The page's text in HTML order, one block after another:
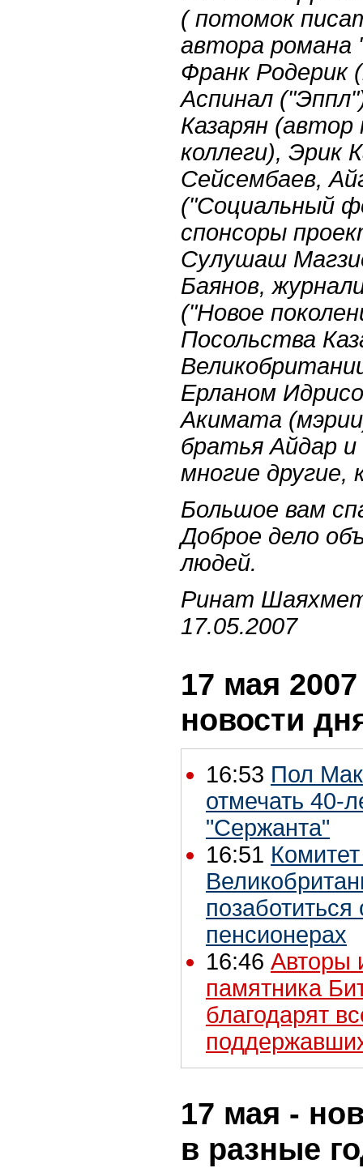
( потомок
автора романа
Франк Родерик
Аспинал
Казарян
коллеги), Эрик
Сейсембаев,
("Социальный
спонсоры
Сулушаш
Баянов,
("Новое
Посольства
Ерланом
Акимата
братья Айдар
многие
Большое вам
Доброе дело
людей.
Ринат
17.05.2007
17 мая
новости
16:53 Пол
отмечать 40-
"Сержанта"
16:51
пенсионерах
16:46 Авторы
памятника
благодарят
17 мая -
в разные